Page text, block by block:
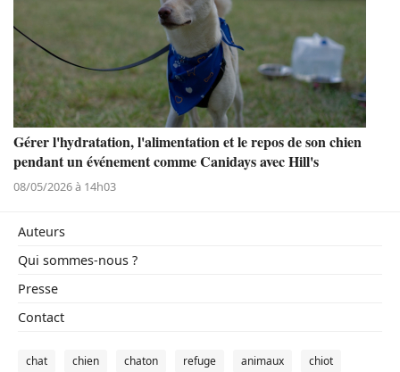
Gérer l'hydratation, l'alimentation et le repos de son chien
pendant un événement comme Canidays avec Hill's
08/05/2026 à 14h03
Auteurs
Qui sommes-nous ?
Presse
Contact
chat chien chaton refuge animaux chiot